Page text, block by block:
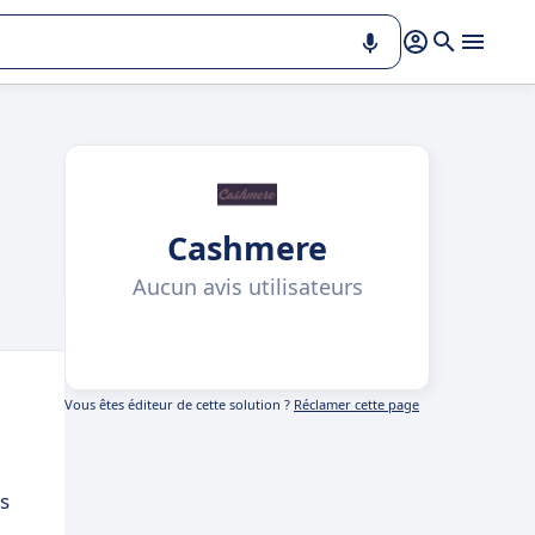
Cashmere
Aucun avis utilisateurs
Vous êtes éditeur de cette solution ? Réclamer cette page